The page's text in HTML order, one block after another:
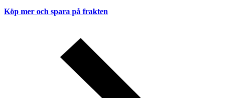
Köp mer och spara på frakten